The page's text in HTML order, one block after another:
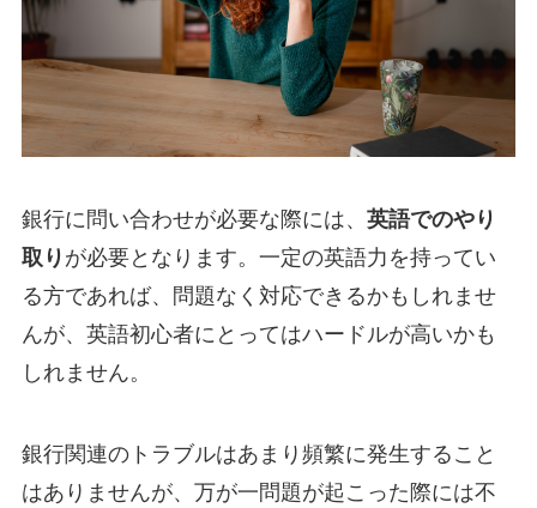
銀行に問い合わせが必要な際には、 英語でのやり
取り が必要となります。一定の英語力を持ってい
る方であれば、問題なく対応できるかもしれませ
んが、英語初心者にとってはハードルが高いかも
しれません。
銀行関連のトラブルはあまり頻繁に発生すること
はありませんが、万が一問題が起こった際には不